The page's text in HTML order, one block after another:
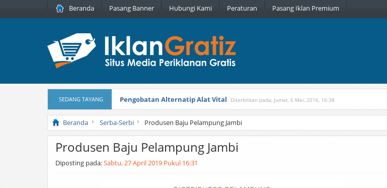
Beranda Pasang Banner Hubungi Kami Peraturan Pasang Iklan Premium
SEDANG TAYANG Pengobatan Alternatip Alat Vital Diterbitkan pada, Jumat, 6 Mei, 2016, 16:38
Pita Cantik Pesona Diterbitkan pada, Kamis, 16 Februari, 2017, 21:34
Beranda Serba-Serbi Produsen Baju Pelampung Jambi
Produsen Baju Pelampung Jambi
Diposting pada:Sabtu, 27 April 2019 Pukul 16:31